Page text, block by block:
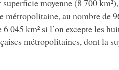
moyenne (8 700
métropolitaine, au nombre de
6 045 km² si l’on excepte les
métropolitaines, dont la